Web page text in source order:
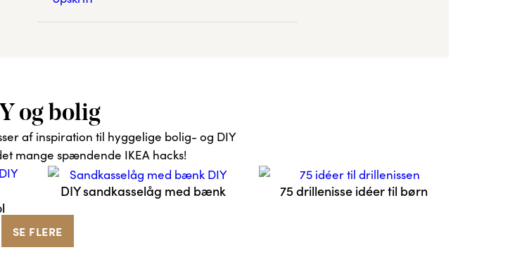
og bolig
af inspiration til hyggelige bolig- og DIY
mange spændende IKEA hacks!
DIY sandkasselåg med bænk 75 drillenisse idéer til børn
SE FLERE